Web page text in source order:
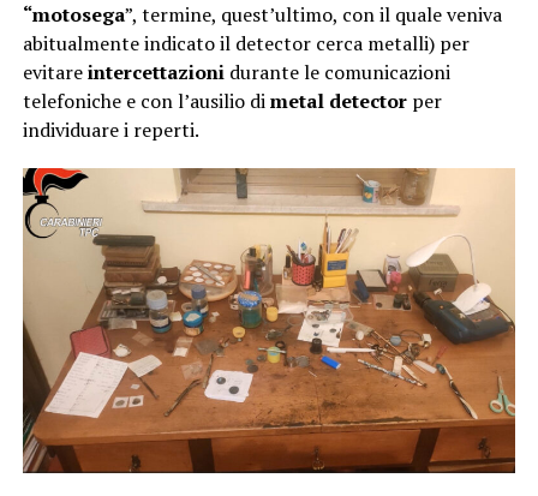
“motosega”, termine, quest’ultimo, con il quale veniva
abitualmente indicato il detector cerca metalli) per
evitareintercettazionidurante le comunicazioni
telefoniche e con l’ausilio dimetal detectorper
individuare i reperti.